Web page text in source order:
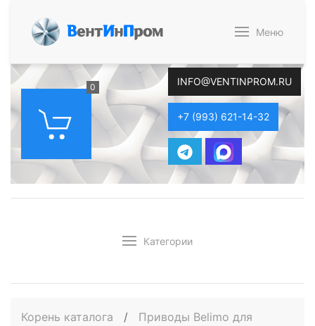
ВентИнПром Меню
0 INFO@VENTINPROM.RU
+7 (993) 621-14-32
Категории
Корень каталога /
Приводы Belimo для